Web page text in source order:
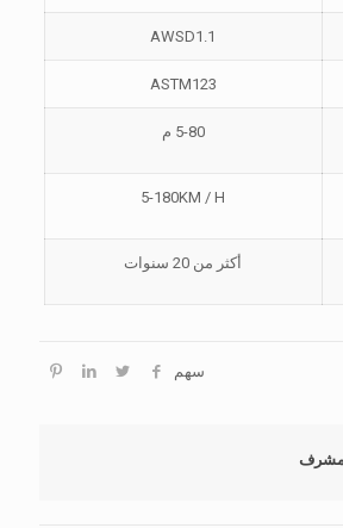
AWSD1.1
ASTM123
5-80 م
5-180KM / H
أكثر من 20 سنوات
سهم